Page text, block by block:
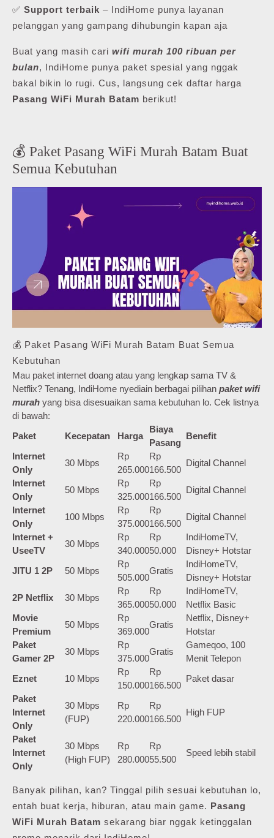
✅ Support terbaik – IndiHome punya layanan
pelanggan yang gampang dihubungin kapan aja
Buat yang masih cari wifi murah 100 ribuan per
bulan, IndiHome punya paket spesial yang nggak
bakal bikin lo rugi. Cus, langsung cek daftar harga
Pasang WiFi Murah Batam berikut!
💰 Paket Pasang WiFi Murah Batam Buat
Semua Kebutuhan
💰 Paket Pasang WiFi Murah Batam Buat Semua
Kebutuhan
Mau paket internet doang atau yang lengkap sama TV &
Netflix? Tenang, IndiHome nyediain berbagai pilihan paket wifi
murah yang bisa disesuaikan sama kebutuhan lo. Cek listnya
di bawah:
Paket
Kecepatan Harga
Biaya
Pasang
Benefit
Internet
Only
30 Mbps
Rp
265.000
Rp
166.500
Digital Channel
Internet
Only
50 Mbps
Rp
325.000
Rp
166.500
Digital Channel
Internet
Only
100 Mbps
Rp
375.000
Rp
166.500
Digital Channel
Internet +
UseeTV
30 Mbps
Rp
340.000
Rp
50.000
IndiHomeTV,
Disney+ Hotstar
JITU 1 2P
50 Mbps
Rp
505.000
Gratis
IndiHomeTV,
Disney+ Hotstar
2P Netflix
30 Mbps
Rp
365.000
Rp
50.000
IndiHomeTV,
Netflix Basic
Movie
Premium
50 Mbps
Rp
369.000
Gratis
Netflix, Disney+
Hotstar
Paket
Gamer 2P
30 Mbps
Rp
375.000
Gratis
Gameqoo, 100
Menit Telepon
Eznet
10 Mbps
Rp
150.000
Rp
166.500
Paket dasar
Paket
Internet
Only
30 Mbps
(FUP)
Rp
220.000
Rp
166.500
High FUP
Paket
Internet
Only
30 Mbps
(High FUP)
Rp
280.000
Rp
55.500
Speed lebih stabil
Banyak pilihan, kan? Tinggal pilih sesuai kebutuhan lo,
entah buat kerja, hiburan, atau main game. Pasang
WiFi Murah Batam sekarang biar nggak ketinggalan